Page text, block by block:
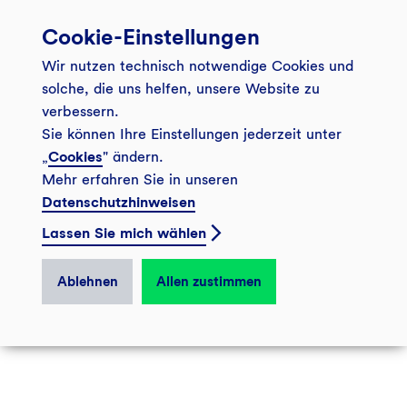
Wohnraum: sozial, ökologisch,
ökonomisch
© 2026 GLS Gemeinschaftsbank eG
ImpressumDatenschutzCookies
Cookie-Einstellungen
Wir nutzen technisch notwendige Cookies und
solche, die uns helfen, unsere Website zu
verbessern.
Sie können Ihre Einstellungen jederzeit unter
„Cookies" ändern.
Mehr erfahren Sie in unseren
Datenschutzhinweisen
Lassen Sie mich wählen
Ablehnen Allen zustimmen